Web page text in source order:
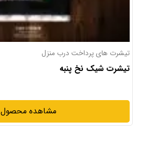
تیشرت های پرداخت درب منزل
تیشرت شیک نخ پنبه
مشاهده محصول